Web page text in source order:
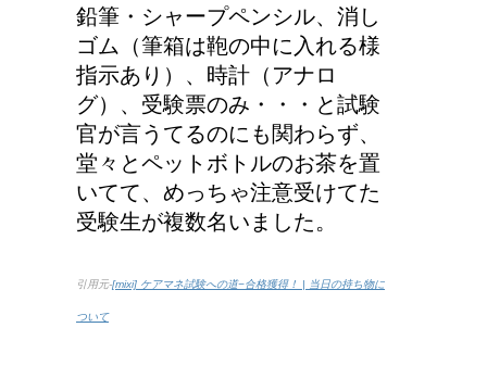
鉛筆・シャープペンシル、消し
ゴム（筆箱は鞄の中に入れる様
指示あり）、時計（アナロ
グ）、受験票のみ・・・と試験
官が言うてるのにも関わらず、
堂々とペットボトルのお茶を置
いてて、めっちゃ注意受けてた
受験生が複数名いました。
引用元-[mixi] ケアマネ試験への道−合格獲得！ | 当日の持ち物に
ついて